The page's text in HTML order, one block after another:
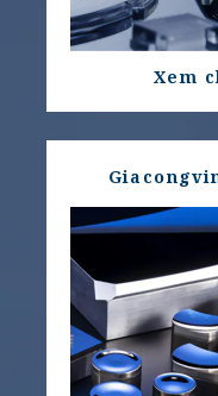
Xem